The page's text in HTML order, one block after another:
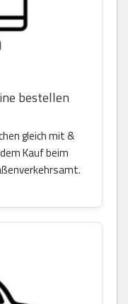
bestellen
gleich mit &
Kauf beim